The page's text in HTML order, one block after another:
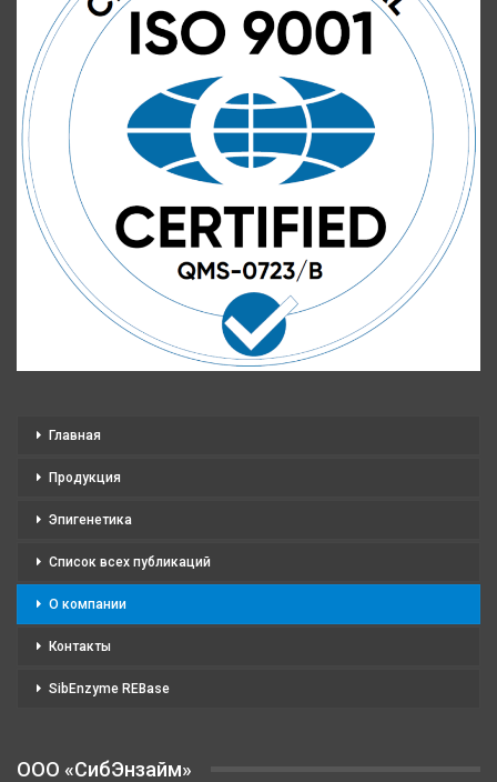
Главная
Продукция
Эпигенетика
Список всех публикаций
О компании
Контакты
SibEnzyme REBase
OOO «СибЭнзайм»